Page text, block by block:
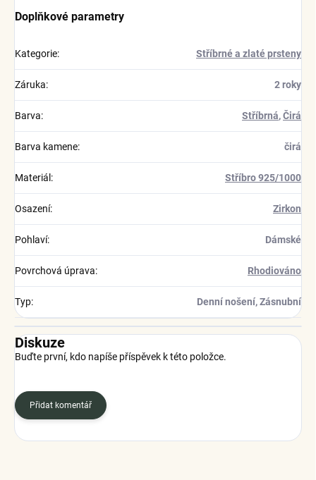
Doplňkové parametry
Kategorie: Stříbrné a zlaté prsteny
Záruka: 2 roky
Barva: Stříbrná,Čirá
Barva kamene: čirá
Materiál : Stříbro 925/1000
Osazení: Zirkon
Pohlaví: Dámské
Povrchová úprava: Rhodiováno
Typ: Denní nošení, Zásnubní
Diskuze
Buďte první, kdo napíše příspěvek k této položce.
Přidat komentář